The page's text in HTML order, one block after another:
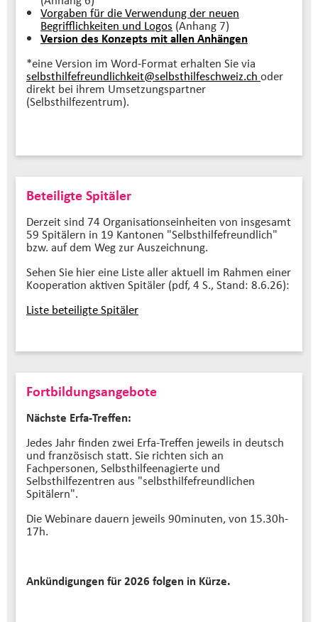
Vorgaben für die Verwendung der neuen
Begrifflichkeiten und Logos (Anhang 7)
Version des Konzepts mit allen Anhängen
*eine Version im Word-Format erhalten Sie via
selbsthilfefreundlichkeit@selbsthilfeschweiz.ch oder
direkt bei ihrem Umsetzungspartner
(Selbsthilfezentrum).
Beteiligte Spitäler
Derzeit sind 74 Organisationseinheiten von insgesamt
59 Spitälern in 19 Kantonen "Selbsthilfefreundlich"
bzw. auf dem Weg zur Auszeichnung.
Sehen Sie hier eine Liste aller aktuell im Rahmen einer
Kooperation aktiven Spitäler (pdf, 4 S., Stand: 8.6.26):
Liste beteiligte Spitäler
Fortbildungsangebote
Nächste Erfa-Treffen:
Jedes Jahr finden zwei Erfa-Treffen jeweils in deutsch
und französisch statt. Sie richten sich an
Fachpersonen, Selbsthilfeenagierte und
Selbsthilfezentren aus "selbsthilfefreundlichen
Spitälern".
Die Webinare dauern jeweils 90minuten, von 15.30h-
17h.
Ankündigungen für 2026 folgen in Kürze.